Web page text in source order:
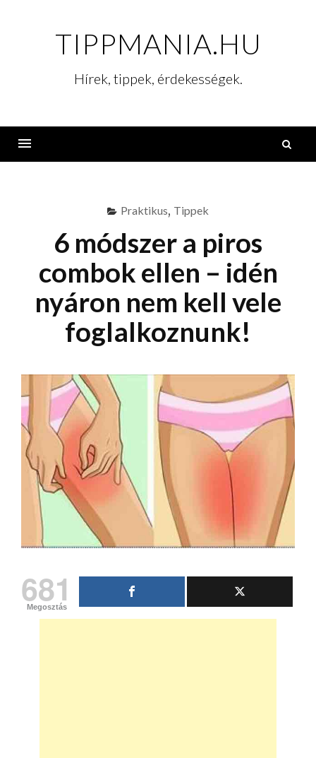
TIPPMANIA.HU
Hírek, tippek, érdekességek.
Praktikus, Tippek
6 módszer a piros
combok ellen – idén
nyáron nem kell vele
foglalkoznunk!
681
Megosztás